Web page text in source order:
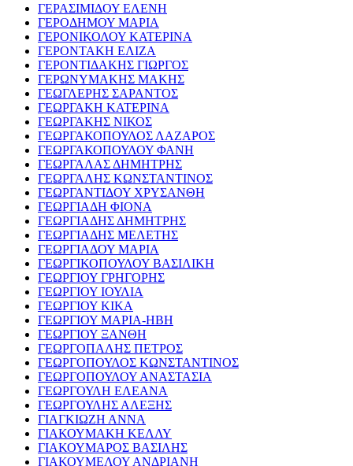
ΓΕΡΑΣΙΜΙΔΟΥ ΕΛΕΝΗ
ΓΕΡΟΔΗΜΟΥ ΜΑΡΙΑ
ΓΕΡΟΝΙΚΟΛΟΥ ΚΑΤΕΡΙΝΑ
ΓΕΡΟΝΤΑΚΗ ΕΛΙΖΑ
ΓΕΡΟΝΤΙΔΑΚΗΣ ΓΙΩΡΓΟΣ
ΓΕΡΩΝΥΜΑΚΗΣ ΜΑΚΗΣ
ΓΕΩΓΛΕΡΗΣ ΣΑΡΑΝΤΟΣ
ΓΕΩΡΓΑΚΗ ΚΑΤΕΡΙΝΑ
ΓΕΩΡΓΑΚΗΣ ΝΙΚΟΣ
ΓΕΩΡΓΑΚΟΠΟΥΛΟΣ ΛΑΖΑΡΟΣ
ΓΕΩΡΓΑΚΟΠΟΥΛΟΥ ΦΑΝΗ
ΓΕΩΡΓΑΛΑΣ ΔΗΜΗΤΡΗΣ
ΓΕΩΡΓΑΛΗΣ ΚΩΝΣΤΑΝΤΙΝΟΣ
ΓΕΩΡΓΑΝΤΙΔΟΥ ΧΡΥΣΑΝΘΗ
ΓΕΩΡΓΙΑΔΗ ΦΙΟΝΑ
ΓΕΩΡΓΙΑΔΗΣ ΔΗΜΗΤΡΗΣ
ΓΕΩΡΓΙΑΔΗΣ ΜΕΛΕΤΗΣ
ΓΕΩΡΓΙΑΔΟΥ ΜΑΡΙΑ
ΓΕΩΡΓΙΚΟΠΟΥΛΟΥ ΒΑΣΙΛΙΚΗ
ΓΕΩΡΓΙΟΥ ΓΡΗΓΟΡΗΣ
ΓΕΩΡΓΙΟΥ ΙΟΥΛΙΑ
ΓΕΩΡΓΙΟΥ ΚΙΚΑ
ΓΕΩΡΓΙΟΥ ΜΑΡΙΑ-ΗΒΗ
ΓΕΩΡΓΙΟΥ ΞΑΝΘΗ
ΓΕΩΡΓΟΠΑΛΗΣ ΠΕΤΡΟΣ
ΓΕΩΡΓΟΠΟΥΛΟΣ ΚΩΝΣΤΑΝΤΙΝΟΣ
ΓΕΩΡΓΟΠΟΥΛΟΥ ΑΝΑΣΤΑΣΙΑ
ΓΕΩΡΓΟΥΛΗ ΕΛΕΑΝΑ
ΓΕΩΡΓΟΥΛΗΣ ΑΛΕΞΗΣ
ΓΙΑΓΚΙΩΖΗ ΑΝΝΑ
ΓΙΑΚΟΥΜΑΚΗ ΚΕΛΛΥ
ΓΙΑΚΟΥΜΑΡΟΣ ΒΑΣΙΛΗΣ
ΓΙΑΚΟΥΜΕΛΟΥ ΑΝΔΡΙΑΝΗ